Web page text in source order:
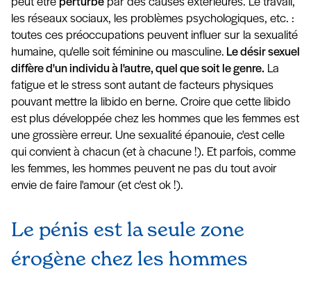
les réseaux sociaux, les problèmes psychologiques, etc. :
toutes ces préoccupations peuvent influer sur la sexualité
humaine, qu'elle soit féminine ou masculine. Le désir sexuel
diffère d'un individu à l'autre, quel que soit le genre. La
fatigue et le stress sont autant de facteurs physiques
pouvant mettre la libido en berne. Croire que cette libido
est plus développée chez les hommes que les femmes est
une grossière erreur. Une sexualité épanouie, c'est celle
qui convient à chacun (et à chacune !). Et parfois, comme
les femmes, les hommes peuvent ne pas du tout avoir
envie de faire l'amour (et c'est ok !).
Le pénis est la seule zone
érogène chez les hommes